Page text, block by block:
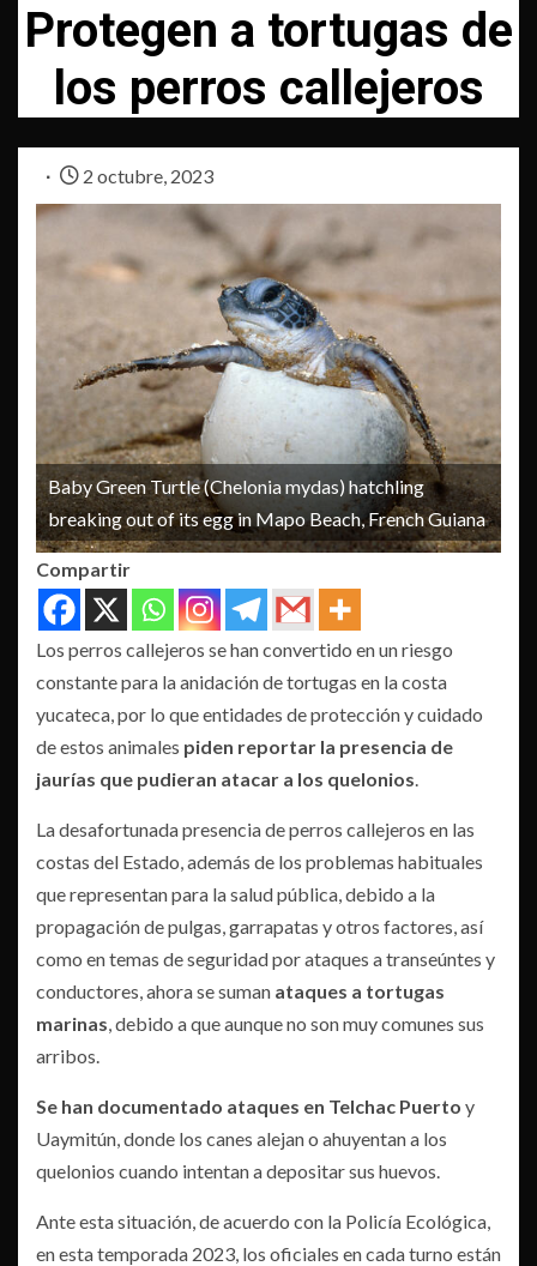
Protegen a tortugas de
los perros callejeros
2 octubre, 2023
Baby Green Turtle (Chelonia mydas) hatchling
breaking out of its egg in Mapo Beach, French Guiana
Compartir
Los perros callejeros se han convertido en un riesgo
constante para la anidación de tortugas en la costa
yucateca, por lo que entidades de protección y cuidado
de estos animales piden reportar la presencia de
jaurías que pudieran atacar a los quelonios.
La desafortunada presencia de perros callejeros en las
costas del Estado, además de los problemas habituales
que representan para la salud pública, debido a la
propagación de pulgas, garrapatas y otros factores, así
como en temas de seguridad por ataques a transeúntes y
conductores, ahora se suman ataques a tortugas
marinas, debido a que aunque no son muy comunes sus
arribos.
Se han documentado ataques en Telchac Puerto y
Uaymitún, donde los canes alejan o ahuyentan a los
quelonios cuando intentan a depositar sus huevos.
Ante esta situación, de acuerdo con la Policía Ecológica,
en esta temporada 2023, los oficiales en cada turno están